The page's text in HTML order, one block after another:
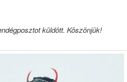
küldött. Köszönjük!